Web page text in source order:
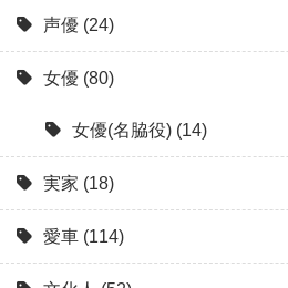
声優 (24)
女優 (80)
女優(名脇役) (14)
実家 (18)
愛車 (114)